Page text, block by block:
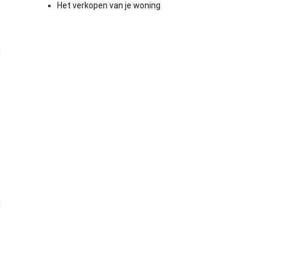
Het verkopen van je woning